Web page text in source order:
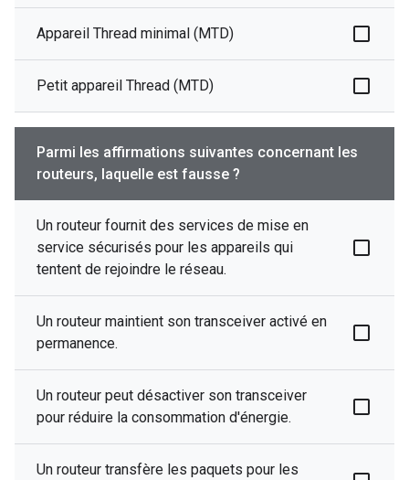
Appareil Thread minimal (MTD)
Petit appareil Thread (MTD)
Parmi les affirmations suivantes concernant les
routeurs, laquelle est fausse ?
Un routeur fournit des services de mise en
service sécurisés pour les appareils qui
tentent de rejoindre le réseau.
Un routeur maintient son transceiver activé en
permanence.
Un routeur peut désactiver son transceiver
pour réduire la consommation d'énergie.
Un routeur transfère les paquets pour les